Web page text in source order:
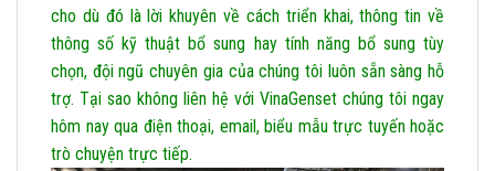
cho dù đó là lời khuyên về cách triển khai, thông tin về
thông số kỹ thuật bổ sung hay tính năng bổ sung tùy
chọn, đội ngũ chuyên gia của chúng tôi luôn sẵn sàng hỗ
trợ. Tại sao không liên hệ với VinaGenset chúng tôi ngay
hôm nay qua điện thoại, email, biểu mẫu trực tuyến hoặc
trò chuyện trực tiếp.